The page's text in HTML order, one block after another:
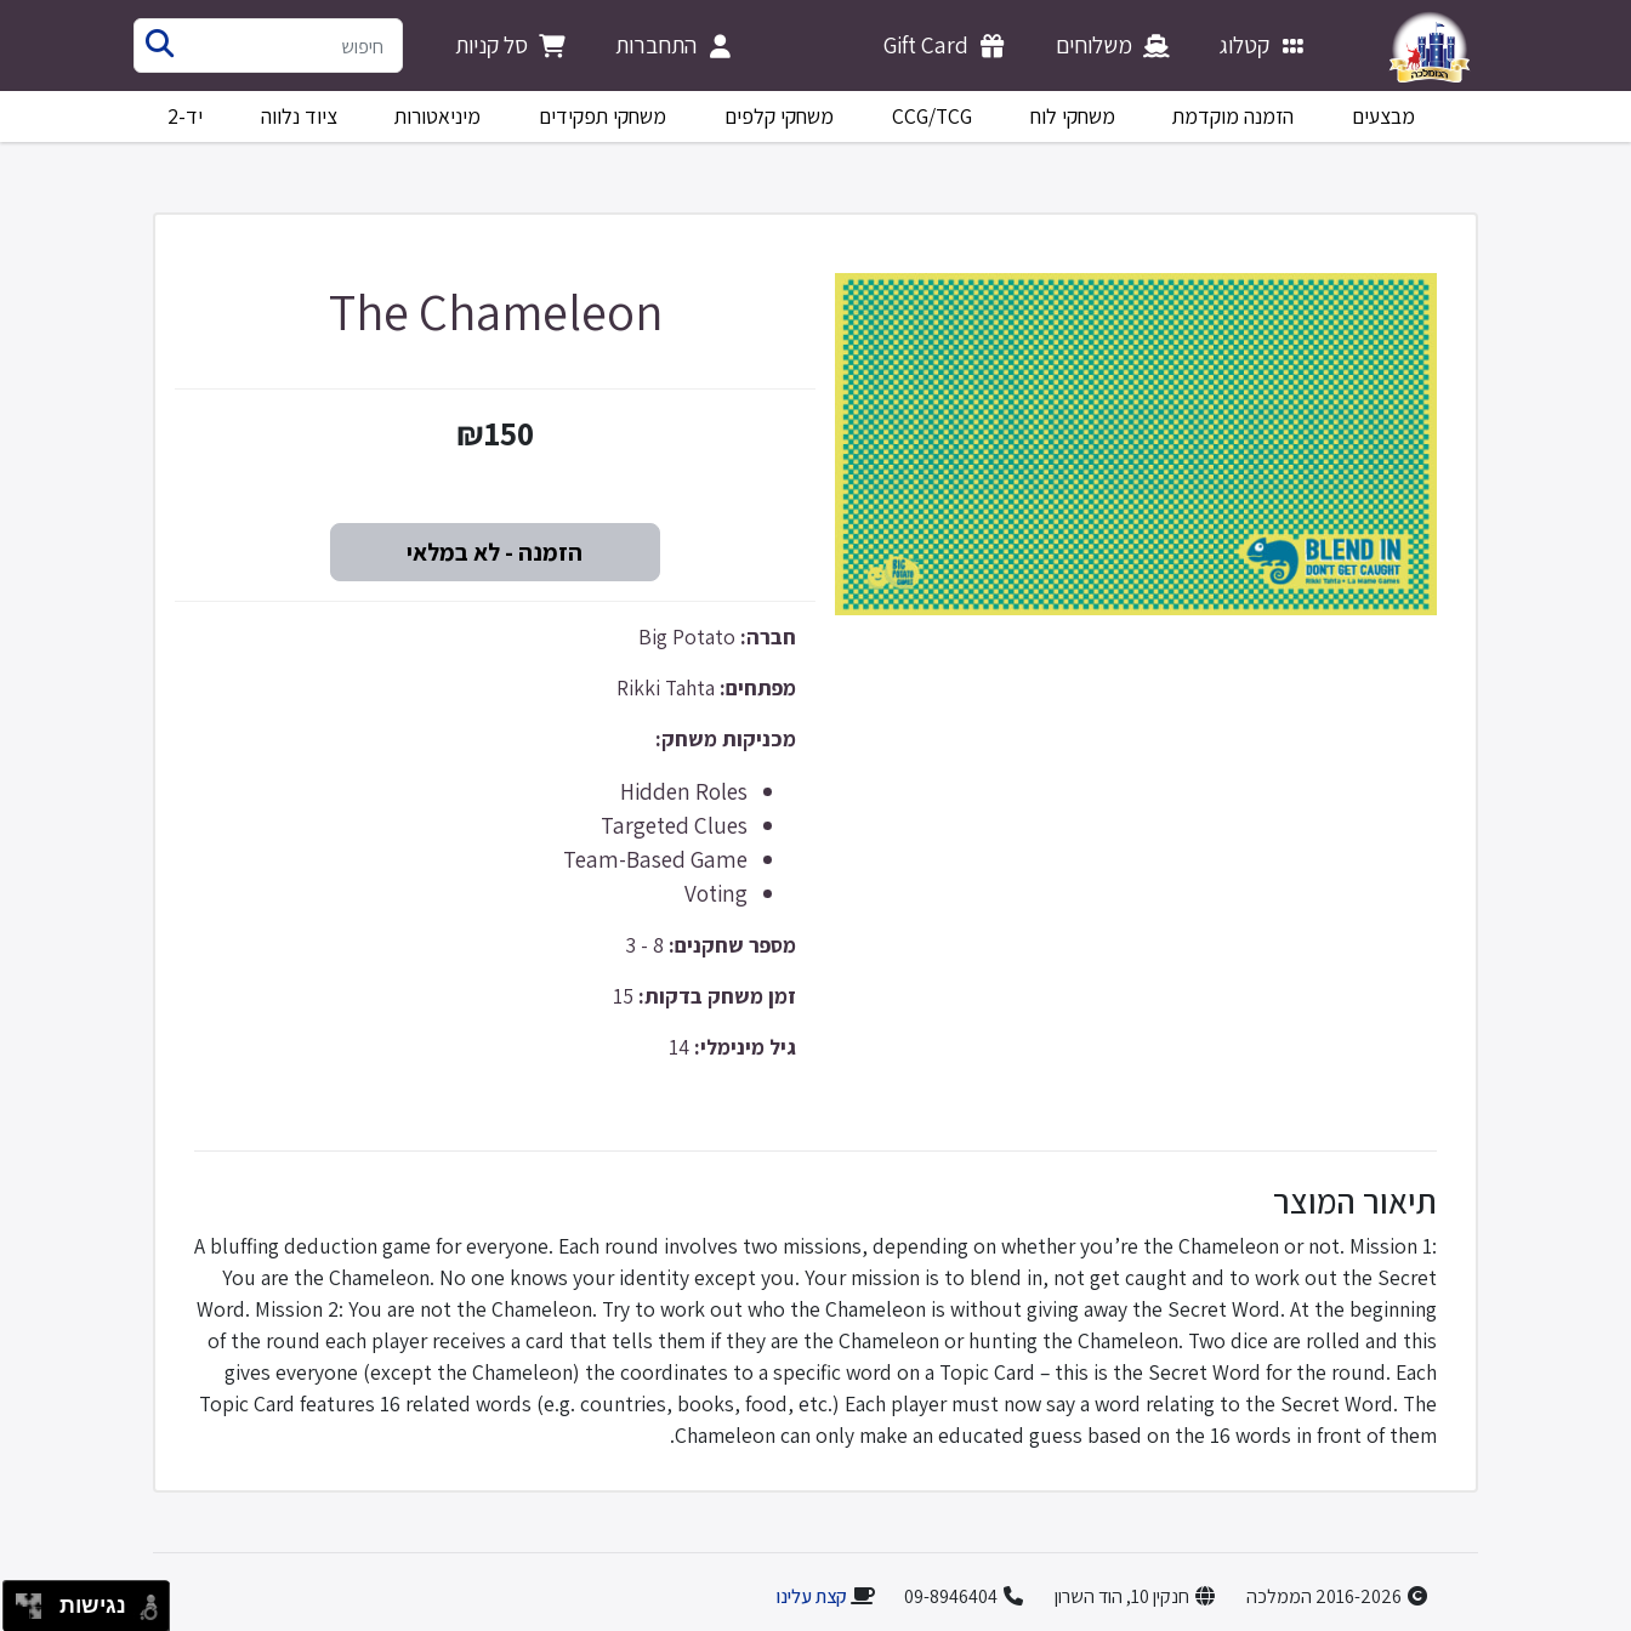
קטלוג משלוחים Gift Card התחברות סל קניות
מבצעים הזמנה מוקדמת משחקי לוח CCG/TCG משחקי קלפים משחקי תפקידים מיניאטורות ציוד נלווה יד-2
The Chameleon
₪150
חברה:
מפתחים:
מכניקות משחק:
Hidden Roles
Targeted Clues
Team-Based Game
Voting
מספר שחקנים:
זמן משחק בדקות:
גיל מינימלי:
תיאור המוצר
A bluffing deduction game for everyone. Each round involves two missions, depending on whether you’re the Chameleon or not. Mission 1:
You are the Chameleon. No one knows your identity except you. Your mission is to blend in, not get caught and to work out the Secret
Word. Mission 2: You are not the Chameleon. Try to work out who the Chameleon is without giving away the Secret Word. At the beginning
of the round each player receives a card that tells them if they are the Chameleon or hunting the Chameleon. Two dice are rolled and this
gives everyone (except the Chameleon) the coordinates to a specific word on a Topic Card – this is the Secret Word for the round. Each
Topic Card features 16 related words (e.g. countries, books, food, etc.) Each player must now say a word relating to the Secret Word. The
Chameleon can only make an educated guess based on the 16 words in front of them.
חנקין 10, הוד השרון קצת עלינו נגישות